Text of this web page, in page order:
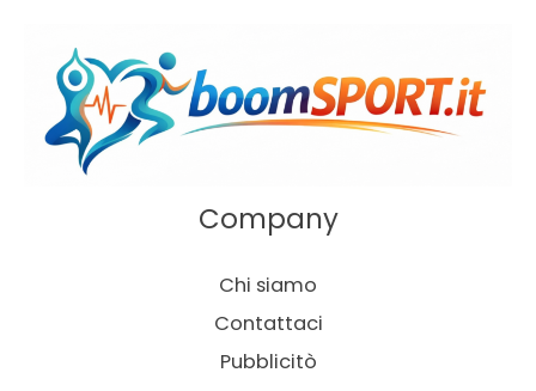
Company
Chi siamo
Contattaci
Pubblicitò